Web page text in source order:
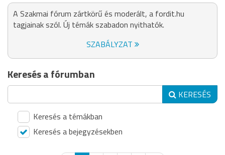
A Szakmai fórum zártkörű és moderált, a fordit.hu
tagjainak szól. Új témák szabadon nyithatók.
SZABÁLYZAT
Keresés a fórumban
KERESÉS
Keresés a témákban
Keresés a bejegyzésekben